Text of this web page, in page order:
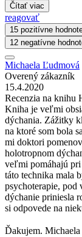
Čítať viac
reagovať
15 pozitívne
12 negatívne
Michaela Ľudmová
Overený zákazník
15.4.2020
Recenzia na knihu
Kniha je veľmi
dýchania. Zážitky
na ktoré som bola
mi doktori
holotropnom
veľmi pomáhajú
táto technika mala
psychoterapie,
dýchanie priniesla
si odpovede na
Ďakujem. Michaela